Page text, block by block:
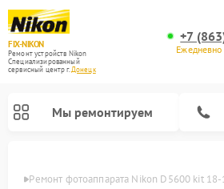
FIX-NIKON
Ремонт устройств Nikon
Специализированный
cервисный центр г.Донецк
+7
Мы ремонтируем
Ремонт фотоаппарата Nikon D5600 kit